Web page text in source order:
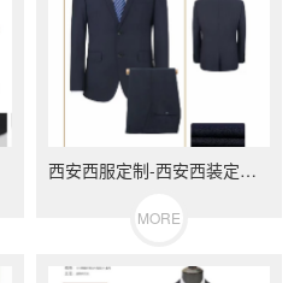
西安西服定制-西安西装定做-西安职业装定制-西安工作服定制
MORE